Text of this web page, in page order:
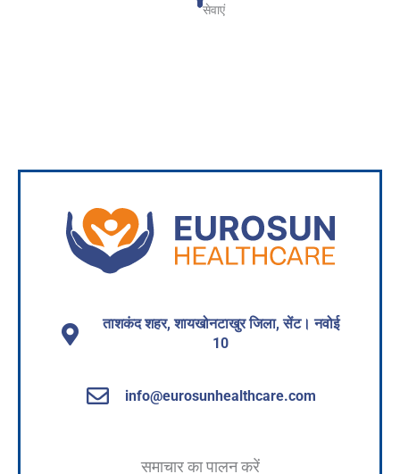
सेवाएं
ताशकंद शहर, शायखोनटाखुर जिला, सेंट। नवोई
10
info@eurosunhealthcare.com
समाचार का पालन करें